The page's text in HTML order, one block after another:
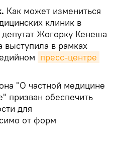
Как может измениться
клиник в
Жогорку Кенеша
в рамках
пресс-центре
"О частной медицине
призван обеспечить
для
от форм